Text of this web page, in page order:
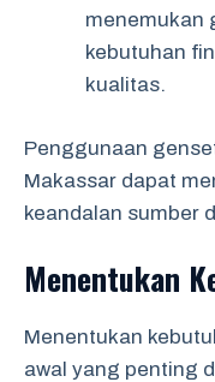
menemukan
kebutuhan
kualitas.
Penggunaan
Makassar dapat
keandalan sumber
Menentukan
Menentukan
awal yang penting